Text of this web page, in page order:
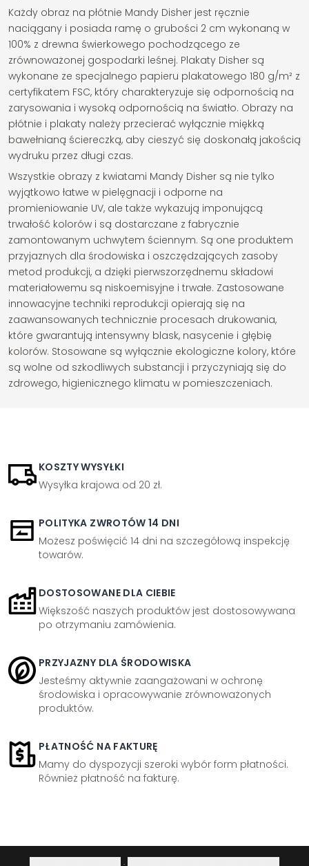
Każdy obraz na płótnie Mandy Disher jest ręcznie
naciągany i posiada ramę o grubości 2 cm wykonaną w
100% z drewna świerkowego pochodzącego ze
zrównoważonej gospodarki leśnej. Plakaty Disher są
wykonane ze specjalnego papieru plakatowego 180 g/m² z
certyfikatem FSC, który charakteryzuje się odpornością na
zarysowania i wysoką odpornością na światło. Obrazy na
płótnie i plakaty należy przecierać wyłącznie miękką
bawełnianą ściereczką, aby cieszyć się doskonałą jakością
wydruku przez długi czas.
Wszystkie obrazy z kwiatami Mandy Disher są nie tylko
wyjątkowo łatwe w pielęgnacji i odporne na
promieniowanie UV, ale także wykazują imponującą
trwałość kolorów i są dostarczane z fabrycznie
zamontowanym uchwytem ściennym. Są one produktem
przyjaznych dla środowiska i oszczędzających zasoby
metod produkcji, a dzięki pierwszorzędnemu składowi
materiałowemu są niskoemisyjne i trwałe. Zastosowane
innowacyjne techniki reprodukcji opierają się na
zaawansowanych technicznie procesach drukowania,
które gwarantują intensywny blask, nasycenie i głębię
kolorów. Stosowane są wyłącznie ekologiczne kolory, które
są wolne od szkodliwych substancji i przyczyniają się do
zdrowego, higienicznego klimatu w pomieszczeniach.
KOSZTY WYSYŁKI
Wysyłka krajowa od 20 zł.
POLITYKA ZWROTÓW 14 DNI
Możesz poświęcić 14 dni na szczegółową inspekcję
towarów.
DOSTOSOWANE DLA CIEBIE
Większość naszych produktów jest dostosowywana
po otrzymaniu zamówienia.
PRZYJAZNY DLA ŚRODOWISKA
Jesteśmy aktywnie zaangażowani w ochronę
środowiska i opracowywanie zrównoważonych
produktów.
PŁATNOŚĆ NA FAKTURĘ
Mamy do dyspozycji szeroki wybór form płatności.
Również płatność na fakturę.